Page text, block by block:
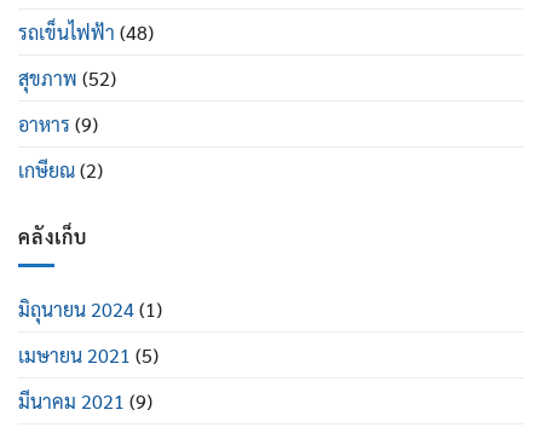
รถเข็นไฟฟ้า (48)
สุขภาพ (52)
อาหาร (9)
เกษียณ(2)
คลังเก็บ
มิถุนายน 2024(1)
เมษายน 2021 (5)
มีนาคม 2021 (9)